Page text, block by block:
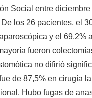
Social entre
los 26 pacientes, el
y el 69,2%
fueron
no difirió
de 87,5% en cirugía
Hubo fugas de